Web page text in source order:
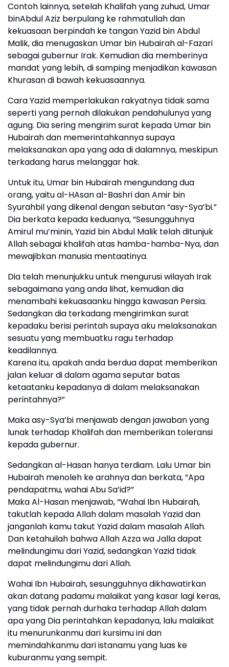
Contoh lainnya, setelah Khalifah yang zuhud, Umar
binAbdul Aziz berpulang ke rahmatullah dan
kekuasaan berpindah ke tangan Yazid bin Abdul
Malik, dia menugaskan Umar bin Hubairah al-Fazari
sebagai gubernur Irak. Kemudian dia memberinya
mandat yang lebih, di samping menjadikan kawasan
Khurasan di bawah kekuasaannya.
Cara Yazid memperlakukan rakyatnya tidak sama
seperti yang pernah dilakukan pendahulunya yang
agung. Dia sering mengirim surat kepada Umar bin
Hubairah dan memerintahkannya supaya
melaksanakan apa yang ada di dalamnya, meskipun
terkadang harus melanggar hak.
Untuk itu, Umar bin Hubairah mengundang dua
orang, yaitu al-HAsan al-Bashri dan Amir bin
Syurahbil yang dikenal dengan sebutan “asy-Sya’bi.”
Dia berkata kepada keduanya, “Sesungguhnya
Amirul mu’minin, Yazid bin Abdul Malik telah ditunjuk
Allah sebagai khalifah atas hamba-hamba-Nya, dan
mewajibkan manusia mentaatinya.
Dia telah menunjukku untuk mengurusi wilayah Irak
sebagaimana yang anda lihat, kemudian dia
menambahi kekuasaanku hingga kawasan Persia.
Sedangkan dia terkadang mengirimkan surat
kepadaku berisi perintah supaya aku melaksanakan
sesuatu yang membuatku ragu terhadap
keadilannya.
Karena itu, apakah anda berdua dapat memberikan
jalan keluar di dalam agama seputar batas
ketaatanku kepadanya di dalam melaksanakan
perintahnya?”
Maka asy-Sya’bi menjawab dengan jawaban yang
lunak terhadap Khalifah dan memberikan toleransi
kepada gubernur.
Sedangkan al-Hasan hanya terdiam. Lalu Umar bin
Hubairah menoleh ke arahnya dan berkata, “Apa
pendapatmu, wahai Abu Sa’id?”
Maka Al-Hasan menjawab, “Wahai Ibn Hubairah,
takutlah kepada Allah dalam masalah Yazid dan
janganlah kamu takut Yazid dalam masalah Allah.
Dan ketahuilah bahwa Allah Azza wa Jalla dapat
melindungimu dari Yazid, sedangkan Yazid tidak
dapat melindungimu dari Allah.
Wahai Ibn Hubairah, sesungguhnya dikhawatirkan
akan datang padamu malaikat yang kasar lagi keras,
yang tidak pernah durhaka terhadap Allah dalam
apa yang Dia perintahkan kepadanya, lalu malaikat
itu menurunkanmu dari kursimu ini dan
memindahkanmu dari istanamu yang luas ke
kuburanmu yang sempit.